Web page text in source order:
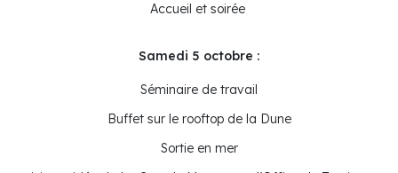
Accueil et soirée
Samedi 5 octobre :
Séminaire de travail
Buffet sur le rooftop de la Dune
Sortie en mer